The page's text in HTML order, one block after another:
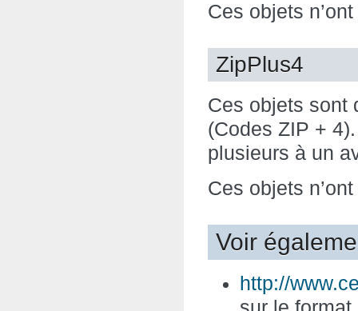
Ces objets
ZipPlus4
Ces objets sont
(Codes ZIP +
plusieurs à un
Ces objets
Voir
http://